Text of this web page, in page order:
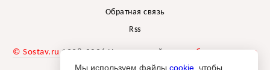
Обратная связь
Rss
© Sostav.ru 1998-2026 Независимый проектбрендингового
агентства Depot
Мы используем файлы cookie , чтобы